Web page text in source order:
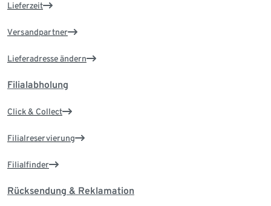
Lieferzeit
Versandpartner
Lieferadresse ändern
Filialabholung
Click & Collect
Filialreservierung
Filialfinder
Rücksendung & Reklamation